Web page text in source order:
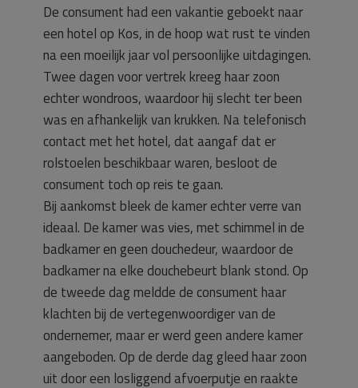
De consument had een vakantie geboekt naar
een hotel op Kos, in de hoop wat rust te vinden
na een moeilijk jaar vol persoonlijke uitdagingen.
Twee dagen voor vertrek kreeg haar zoon
echter wondroos, waardoor hij slecht ter been
was en afhankelijk van krukken. Na telefonisch
contact met het hotel, dat aangaf dat er
rolstoelen beschikbaar waren, besloot de
consument toch op reis te gaan.
Bij aankomst bleek de kamer echter verre van
ideaal. De kamer was vies, met schimmel in de
badkamer en geen douchedeur, waardoor de
badkamer na elke douchebeurt blank stond. Op
de tweede dag meldde de consument haar
klachten bij de vertegenwoordiger van de
ondernemer, maar er werd geen andere kamer
aangeboden. Op de derde dag gleed haar zoon
uit door een losliggend afvoerputje en raakte